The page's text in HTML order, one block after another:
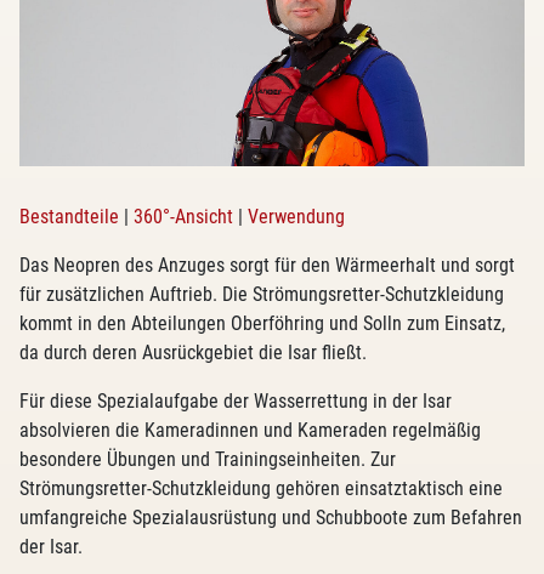
Bestandteile | 360°-Ansicht | Verwendung
Das Neopren des Anzuges sorgt für den Wärmeerhalt und sorgt
für zusätzlichen Auftrieb. Die Strömungsretter-Schutzkleidung
kommt in den Abteilungen Oberföhring und Solln zum Einsatz,
da durch deren Ausrückgebiet die Isar fließt.
Für diese Spezialaufgabe der Wasserrettung in der Isar
absolvieren die Kameradinnen und Kameraden regelmäßig
besondere Übungen und Trainingseinheiten. Zur
Strömungsretter-Schutzkleidung gehören einsatztaktisch eine
umfangreiche Spezialausrüstung und Schubboote zum Befahren
der Isar.